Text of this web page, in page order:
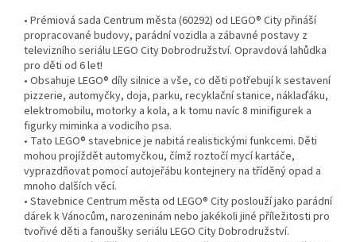
• Prémiová sada Centrum města (60292) od LEGO® City přináší
propracované budovy, parádní vozidla a zábavné postavy z
televizního seriálu LEGO City Dobrodružství. Opravdová lahůdka
pro děti od 6 let!
• Obsahuje LEGO® díly silnice a vše, co děti potřebují k sestavení
pizzerie, automyčky, doja, parku, recyklační stanice, náklaďáku,
elektromobilu, motorky a kola, a k tomu navíc 8 minifigurek a
figurky miminka a vodicího psa.
• Tato LEGO® stavebnice je nabitá realistickými funkcemi. Děti
mohou projíždět automyčkou, čímž roztočí mycí kartáče,
vyprazdňovat pomocí autojeřábu kontejnery na tříděný opad a
mnoho dalších věcí.
• Stavebnice Centrum města od LEGO® City poslouží jako parádní
dárek k Vánocům, narozeninám nebo jakékoli jiné příležitosti pro
tvořivé děti a fanoušky seriálu LEGO City Dobrodružství.